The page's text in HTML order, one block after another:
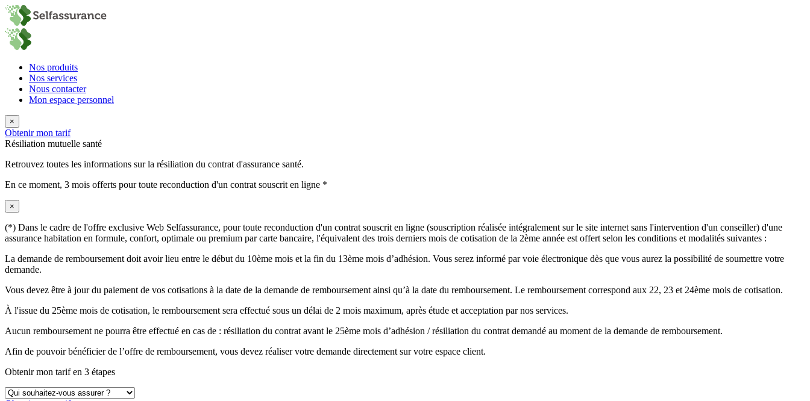
Nos produits
Nos services
Nous contacter
Mon espace personnel
×
Obtenir mon tarif
Résiliation mutuelle santé
Retrouvez toutes les informations sur la résiliation du contrat d'assurance santé.
En ce moment, 3 mois offerts pour toute reconduction d'un contrat souscrit en ligne *
×
(*) Dans le cadre de l'offre exclusive Web Selfassurance, pour toute reconduction d'un contrat souscrit en ligne (souscription réalisée intégralement sur le site internet sans l'intervention d'un conseiller) d'une
assurance habitation en formule, confort, optimale ou premium par carte bancaire, l'équivalent des trois derniers mois de cotisation de la 2ème année est offert selon les conditions et modalités suivantes :
La demande de remboursement doit avoir lieu entre le début du 10ème mois et la fin du 13ème mois d’adhésion. Vous serez informé par voie électronique dès que vous aurez la possibilité de soumettre votre
demande.
Vous devez être à jour du paiement de vos cotisations à la date de la demande de remboursement ainsi qu’à la date du remboursement. Le remboursement correspond aux 22, 23 et 24ème mois de cotisation.
À l'issue du 25ème mois de cotisation, le remboursement sera effectué sous un délai de 2 mois maximum, après étude et acceptation par nos services.
Aucun remboursement ne pourra être effectué en cas de : résiliation du contrat avant le 25ème mois d’adhésion / résiliation du contrat demandé au moment de la demande de remboursement.
Afin de pouvoir bénéficier de l’offre de remboursement, vous devez réaliser votre demande directement sur votre espace client.
Obtenir mon tarif en 3 étapes